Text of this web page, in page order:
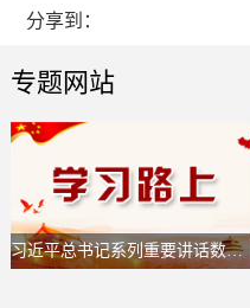
分享到：
专题网站
习近平总书记系列重要讲话数据库